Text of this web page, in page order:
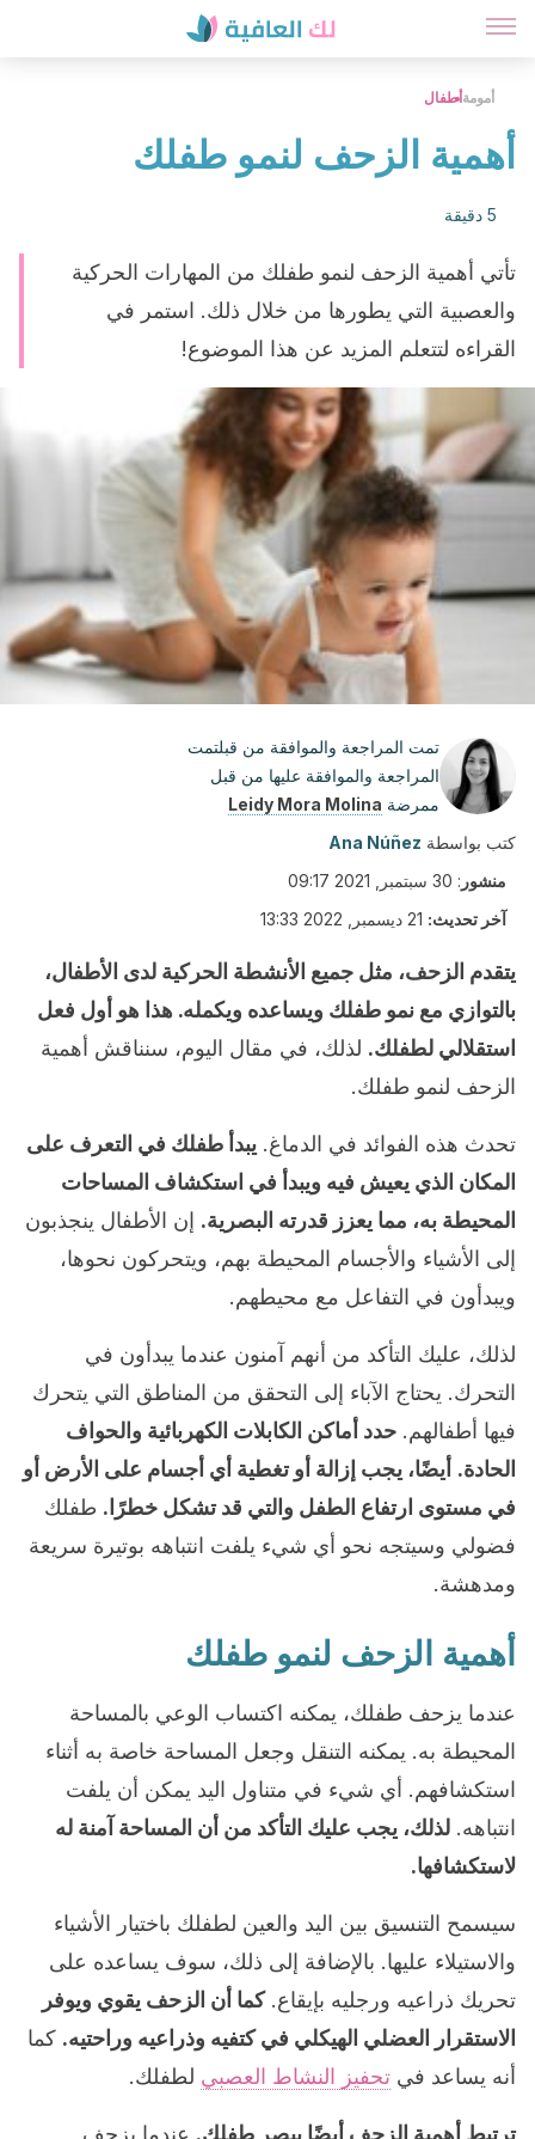
أمومةأطفال
أهمية الزحف لنمو طفلك
5 دقيقة
تأتي أهمية الزحف لنمو طفلك من المهارات الحركية
والعصبية التي يطورها من خلال ذلك. استمر في
القراءه لتتعلم المزيد عن هذا الموضوع!
تمت المراجعة والموافقة من قبلتمت
المراجعة والموافقة عليها من قبل
ممرضة Leidy Mora Molina
كتب بواسطة Ana Núñez
منشور : 30 سبتمبر, 2021 09:17
آخر تحديث: 21 ديسمبر, 2022 13:33
يتقدم الزحف، مثل جميع الأنشطة الحركية لدى الأطفال،
بالتوازي مع نمو طفلك ويساعده ويكمله. هذا هو أول فعل
استقلالي لطفلك. لذلك، في مقال اليوم، سنناقش أهمية
الزحف لنمو طفلك.
تحدث هذه الفوائد في الدماغ. يبدأ طفلك في التعرف على
المكان الذي يعيش فيه ويبدأ في استكشاف المساحات
المحيطة به، مما يعزز قدرته البصرية. إن الأطفال ينجذبون
إلى الأشياء والأجسام المحيطة بهم، ويتحركون نحوها،
ويبدأون في التفاعل مع محيطهم.
لذلك، عليك التأكد من أنهم آمنون عندما يبدأون في
التحرك. يحتاج الآباء إلى التحقق من المناطق التي يتحرك
فيها أطفالهم. حدد أماكن الكابلات الكهربائية والحواف
الحادة. أيضًا، يجب إزالة أو تغطية أي أجسام على الأرض أو
في مستوى ارتفاع الطفل والتي قد تشكل خطرًا. طفلك
فضولي وسيتجه نحو أي شيء يلفت انتباهه بوتيرة سريعة
ومدهشة.
أهمية الزحف لنمو طفلك
عندما يزحف طفلك، يمكنه اكتساب الوعي بالمساحة
المحيطة به. يمكنه التنقل وجعل المساحة خاصة به أثناء
استكشافهم. أي شيء في متناول اليد يمكن أن يلفت
انتباهه. لذلك، يجب عليك التأكد من أن المساحة آمنة له
لاستكشافها.
سيسمح التنسيق بين اليد والعين لطفلك باختيار الأشياء
والاستيلاء عليها. بالإضافة إلى ذلك، سوف يساعده على
تحريك ذراعيه ورجليه بإيقاع.كما أن الزحف يقوي ويوفر
الاستقرار العضلي الهيكلي في كتفيه وذراعيه وراحتيه. كما
أنه يساعد في تحفيز النشاط العصبي لطفلك.
ترتبط أهمية الزحف أيضًا ببصر طفلك. عندما يزحف